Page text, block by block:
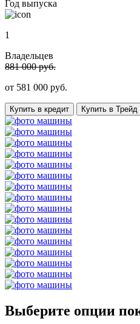
Год выпуска
1
Владельцев
881 000 руб.
от 581 000 руб.
Купить в кредит Купить в
Выберите опции